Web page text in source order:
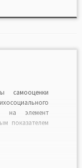
самооценки
на элемент
показателем